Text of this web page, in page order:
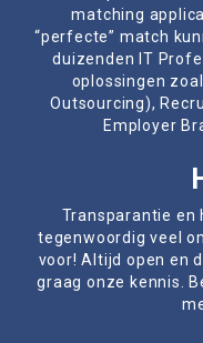
matching
“perfecte” match
duizenden IT
oplossingen
Outsourcing),
Employer
Transparantie en
tegenwoordig veel
voor! Altijd open en
graag onze kennis.